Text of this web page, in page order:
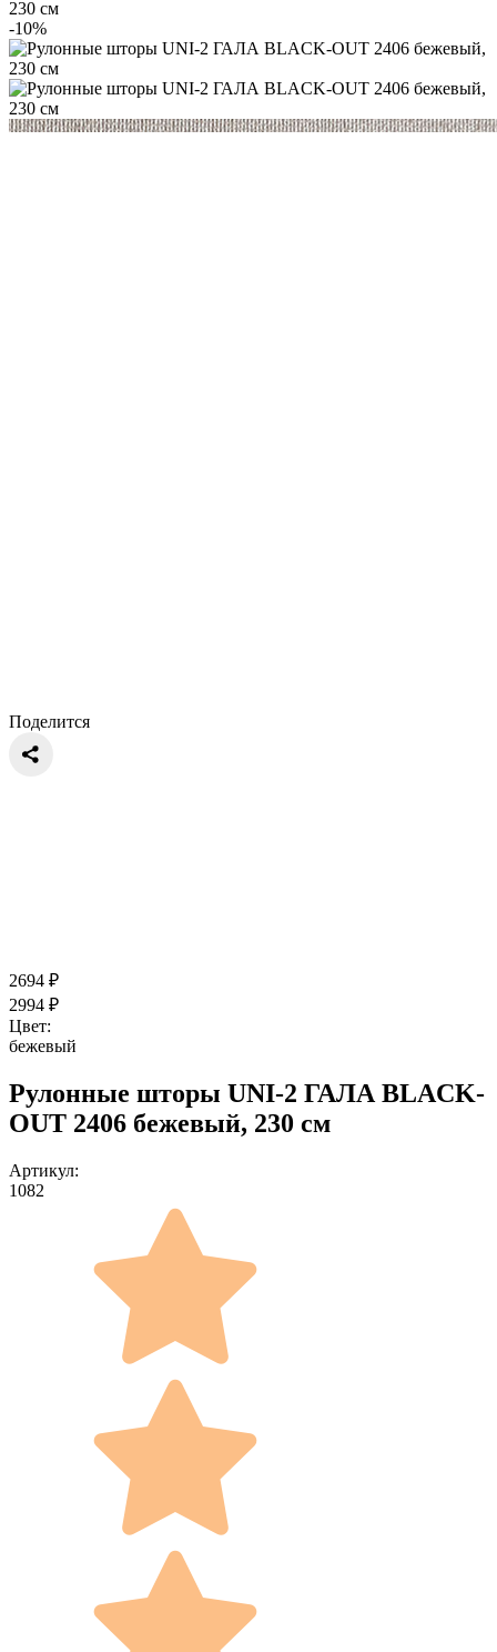
-10%
Поделится
2694 ₽
2994 ₽
Цвет:
бежевый
Рулонные шторы UNI-2 ГАЛА BLACK-
OUT 2406 бежевый, 230 см
Артикул:
1082